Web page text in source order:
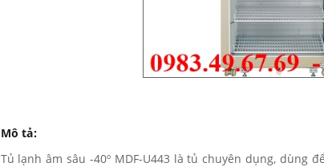
Mô tả:
Tủ lạnh âm sâu -40º MDF-U443 là tủ chuyên dụng, dùng